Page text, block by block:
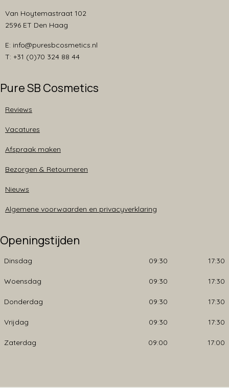
Van Hoytemastraat 102
2596 ET Den Haag
E: info@puresbcosmetics.nl
T: +31 (0)70 324 88 44
Pure SB Cosmetics
Reviews
Vacatures
Afspraak maken
Bezorgen & Retourneren
Nieuws
Algemene voorwaarden en privacyverklaring
Openingstijden
Dinsdag 09:30 17:30
Woensdag 09:30 17:30
Donderdag 09:30 17:30
Vrijdag 09:30 17:30
Zaterdag 09:00 17:00